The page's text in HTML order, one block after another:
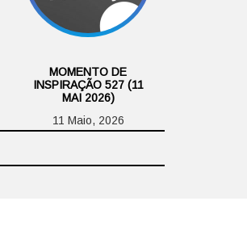
MOMENTO DE
INSPIRAÇÃO 527 (11
MAI 2026)
11 Maio, 2026